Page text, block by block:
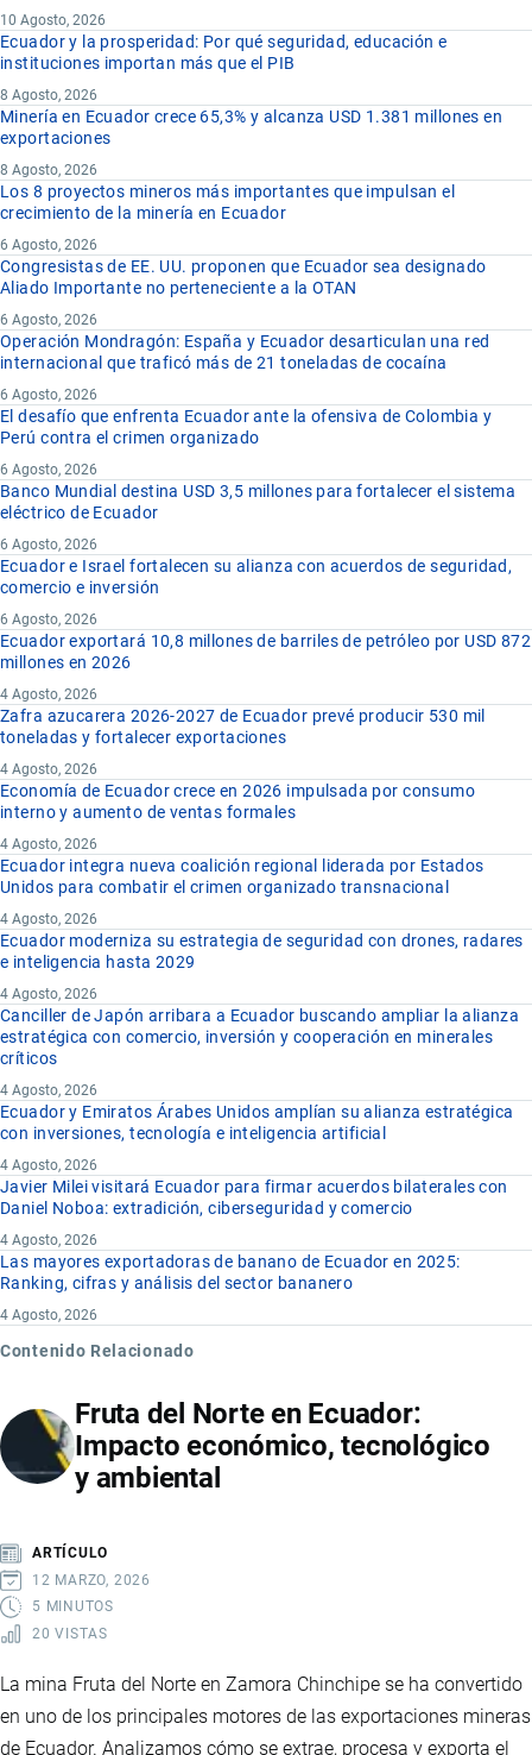
10 Agosto, 2026
Ecuador y la prosperidad: Por qué seguridad, educación e
instituciones importan más que el PIB
8 Agosto, 2026
Minería en Ecuador crece 65,3% y alcanza USD 1.381 millones en
exportaciones
8 Agosto, 2026
Los 8 proyectos mineros más importantes que impulsan el
crecimiento de la minería en Ecuador
6 Agosto, 2026
Congresistas de EE. UU. proponen que Ecuador sea designado
Aliado Importante no perteneciente a la OTAN
6 Agosto, 2026
Operación Mondragón: España y Ecuador desarticulan una red
internacional que traficó más de 21 toneladas de cocaína
6 Agosto, 2026
El desafío que enfrenta Ecuador ante la ofensiva de Colombia y
Perú contra el crimen organizado
6 Agosto, 2026
Banco Mundial destina USD 3,5 millones para fortalecer el sistema
eléctrico de Ecuador
6 Agosto, 2026
Ecuador e Israel fortalecen su alianza con acuerdos de seguridad,
comercio e inversión
6 Agosto, 2026
Ecuador exportará 10,8 millones de barriles de petróleo por USD 872
millones en 2026
4 Agosto, 2026
Zafra azucarera 2026-2027 de Ecuador prevé producir 530 mil
toneladas y fortalecer exportaciones
4 Agosto, 2026
Economía de Ecuador crece en 2026 impulsada por consumo
interno y aumento de ventas formales
4 Agosto, 2026
Ecuador integra nueva coalición regional liderada por Estados
Unidos para combatir el crimen organizado transnacional
4 Agosto, 2026
Ecuador moderniza su estrategia de seguridad con drones, radares
e inteligencia hasta 2029
4 Agosto, 2026
Canciller de Japón arribara a Ecuador buscando ampliar la alianza
estratégica con comercio, inversión y cooperación en minerales
críticos
4 Agosto, 2026
Ecuador y Emiratos Árabes Unidos amplían su alianza estratégica
con inversiones, tecnología e inteligencia artificial
4 Agosto, 2026
Javier Milei visitará Ecuador para firmar acuerdos bilaterales con
Daniel Noboa: extradición, ciberseguridad y comercio
4 Agosto, 2026
Las mayores exportadoras de banano de Ecuador en 2025:
Ranking, cifras y análisis del sector bananero
4 Agosto, 2026
Contenido Relacionado
Fruta del Norte en Ecuador:
Impacto económico, tecnológico
y ambiental
ARTÍCULO
12 MARZO, 2026
5 MINUTOS
20 VISTAS
La mina Fruta del Norte en Zamora Chinchipe se ha convertido
en uno de los principales motores de las exportaciones mineras
de Ecuador. Analizamos cómo se extrae, procesa y exporta el